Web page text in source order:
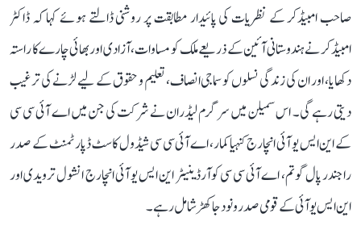
صاحب امبیڈکر کے نظریات کی پائیدار مطابقت پر روشنی ڈالتے ہوئے کہا کہ ڈاکٹر
امبیڈکر نے ہندوستانی آئین کے ذریعے ملک کو مساوات، آزادی اور بھائی چارے کا راستہ
دکھایا، اور ان کی زندگی نسلوں کو سماجی انصاف، تعلیم و حقوق کے لیے لڑنے کی ترغیب
دیتی رہے گی۔ اس سمیلن میں سرگرم لیڈران نے شرکت کی جن میں اے آئی سی سی
کے این ایس یو آئی انچارج کنہیا کمار، اے آئی سی سی شیڈول کاسٹ ڈپارٹمنٹ کے صدر
راجندر پال گوتم، اے آئی سی سی کوآرڈینیٹر این ایس یو آئی انچارج انشول ترویدی اور
این ایس یو آئی کے قومی صدر ونود جاکھڑ شامل رہے۔